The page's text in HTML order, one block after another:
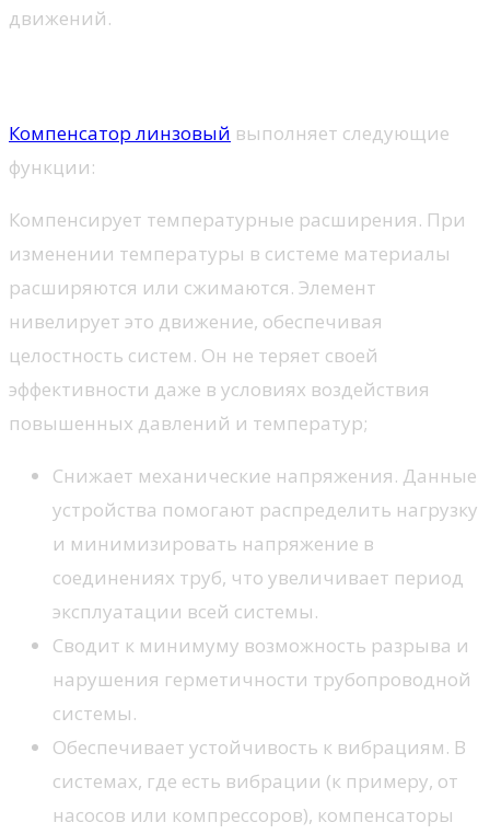
движений.
Компенсатор линзовый выполняет следующие
функции:
Компенсирует температурные расширения. При
изменении температуры в системе материалы
расширяются или сжимаются. Элемент
нивелирует это движение, обеспечивая
целостность систем. Он не теряет своей
эффективности даже в условиях воздействия
повышенных давлений и температур;
Снижает механические напряжения. Данные
устройства помогают распределить нагрузку
и минимизировать напряжение в
соединениях труб, что увеличивает период
эксплуатации всей системы.
Сводит к минимуму возможность разрыва и
нарушения герметичности трубопроводной
системы.
Обеспечивает устойчивость к вибрациям. В
системах, где есть вибрации (к примеру, от
насосов или компрессоров), компенсаторы